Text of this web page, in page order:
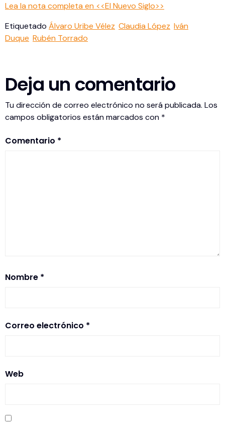
Lea la nota completa en <<El Nuevo Siglo>>
Etiquetado Álvaro Uribe Vélez Claudia López Iván
Duque Rubén Torrado
Deja un comentario
Tu dirección de correo electrónico no será publicada. Los
campos obligatorios están marcados con *
Comentario *
Nombre *
Correo electrónico *
Web